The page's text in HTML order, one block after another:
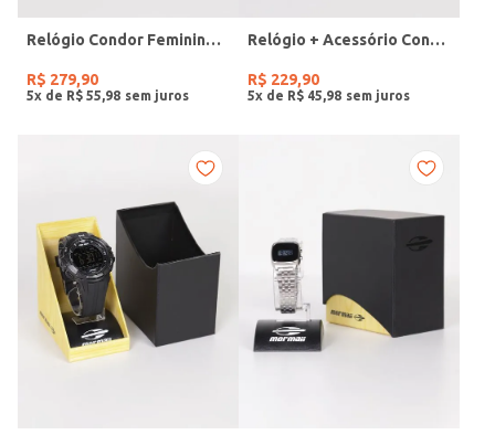
Relógio Condor Feminino DOURADO
R$ 279,90
5x de R$ 55 98
Relógio + Acessório Condor Feminino PRATA
R$ 229,90
5x de R$ 45 98